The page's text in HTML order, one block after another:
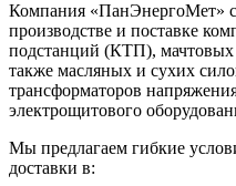
Компания «ПанЭнергоМет»
производстве и поставке
подстанций (КТП), мачтовых
также масляных и сухих
трансформаторов
электрощитового
Мы предлагаем гибкие
доставки в: